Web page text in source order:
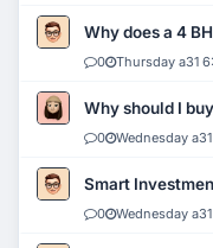
Why does a 4
0 Thursday a31
Why should I
0 Wednesday
Smart
0 Wednesday